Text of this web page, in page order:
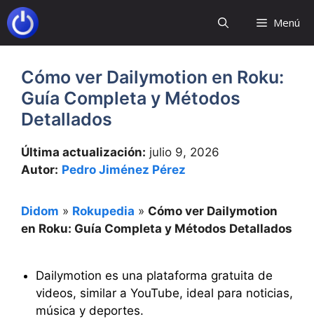
Saltar
al
contenido
Menú
Cómo ver Dailymotion en Roku:
Guía Completa y Métodos
Detallados
Última actualización: julio 9, 2026
Autor: Pedro Jiménez Pérez
Didom » Rokupedia » Cómo ver Dailymotion
en Roku: Guía Completa y Métodos Detallados
Dailymotion es una plataforma gratuita de
videos, similar a YouTube, ideal para noticias,
música y deportes.